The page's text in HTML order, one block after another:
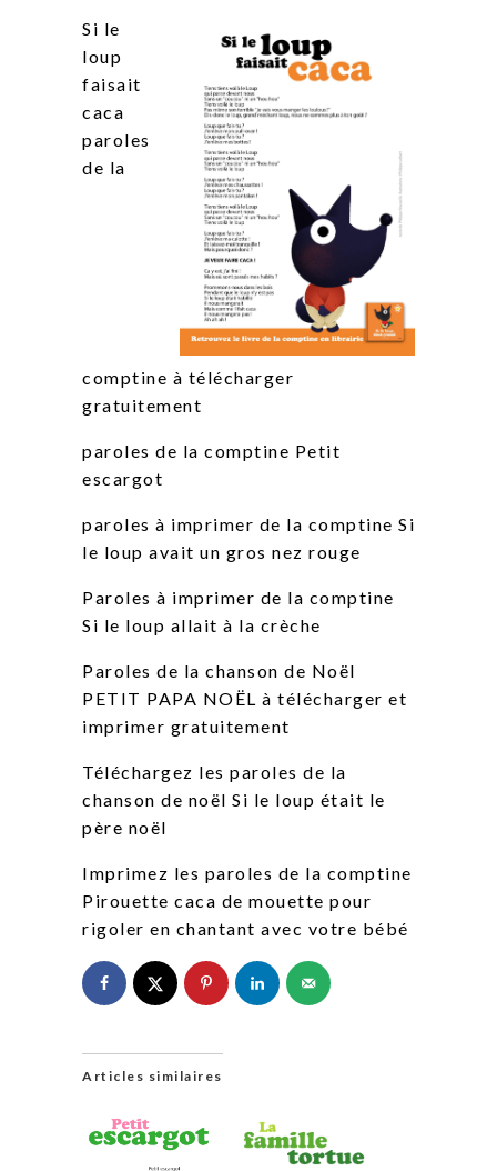
Si le
loup
faisait
caca
paroles
de la
comptine à télécharger
gratuitement
paroles de la comptine Petit
escargot
paroles à imprimer de la comptine Si
le loup avait un gros nez rouge
Paroles à imprimer de la comptine
Si le loup allait à la crèche
Paroles de la chanson de Noël
PETIT PAPA NOËL à télécharger et
imprimer gratuitement
Téléchargez les paroles de la
chanson de noël Si le loup était le
père noël
Imprimez les paroles de la comptine
Pirouette caca de mouette pour
rigoler en chantant avec votre bébé
Articles similaires